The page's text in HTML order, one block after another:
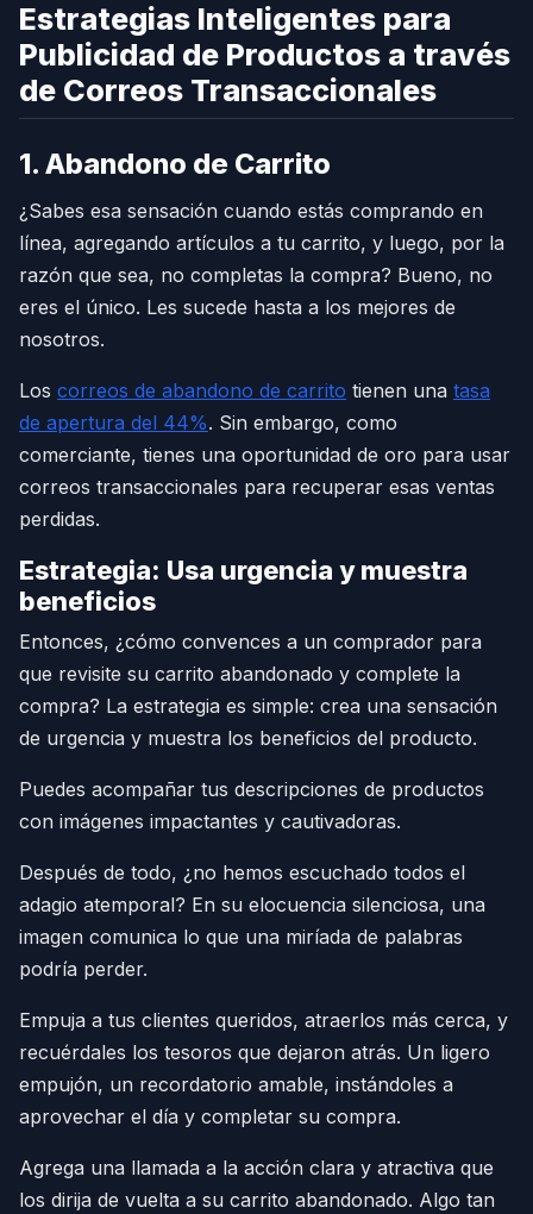
Estrategias Inteligentes para
Publicidad de Productos a través
de Correos Transaccionales
1. Abandono de Carrito
¿Sabes esa sensación cuando estás comprando en
línea, agregando artículos a tu carrito, y luego, por la
razón que sea, no completas la compra? Bueno, no
eres el único. Les sucede hasta a los mejores de
nosotros.
Los correos de abandono de carrito tienen una tasa
de apertura del 44%. Sin embargo, como
comerciante, tienes una oportunidad de oro para usar
correos transaccionales para recuperar esas ventas
perdidas.
Estrategia: Usa urgencia y muestra
beneficios
Entonces, ¿cómo convences a un comprador para
que revisite su carrito abandonado y complete la
compra? La estrategia es simple: crea una sensación
de urgencia y muestra los beneficios del producto.
Puedes acompañar tus descripciones de productos
con imágenes impactantes y cautivadoras.
Después de todo, ¿no hemos escuchado todos el
adagio atemporal? En su elocuencia silenciosa, una
imagen comunica lo que una miríada de palabras
podría perder.
Empuja a tus clientes queridos, atraerlos más cerca, y
recuérdales los tesoros que dejaron atrás. Un ligero
empujón, un recordatorio amable, instándoles a
aprovechar el día y completar su compra.
Agrega una llamada a la acción clara y atractiva que
los dirija de vuelta a su carrito abandonado. Algo tan